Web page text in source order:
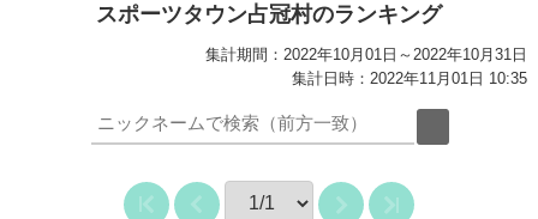
スポーツタウン占冠村のランキング
集計期間：2022年10月01日～2022年10月31日
集計日時：2022年11月01日 10:35